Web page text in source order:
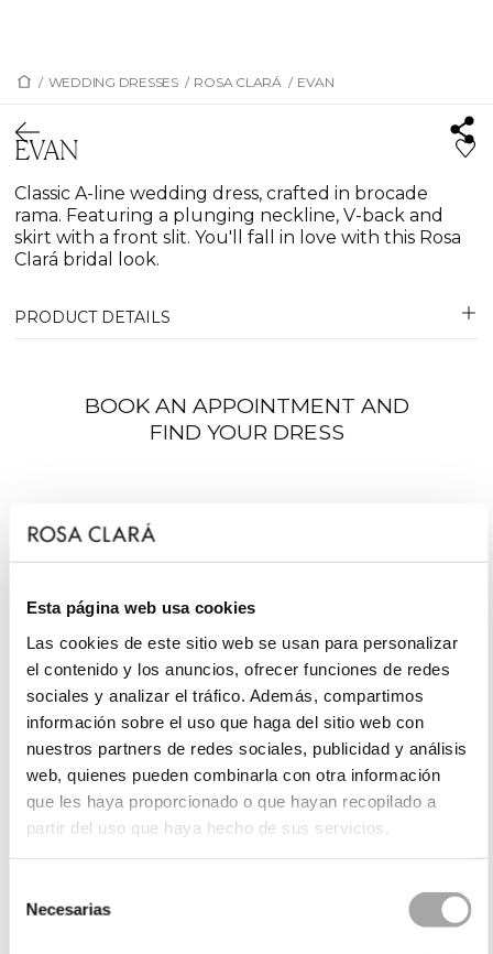
Esta página web usa cookies
Las cookies de este sitio web se usan para personalizar
el contenido y los anuncios, ofrecer funciones de redes
sociales y analizar el tráfico. Además, compartimos
información sobre el uso que haga del sitio web con
nuestros partners de redes sociales, publicidad y análisis
web, quienes pueden combinarla con otra información
que les haya proporcionado o que hayan recopilado a
partir del uso que haya hecho de sus servicios.
Necesarias
/ WEDDING DRESSES / ROSA CLARÁ / EVAN
EVAN
Classic A-line wedding dress, crafted in brocade
rama. Featuring a plunging neckline, V-back and
skirt with a front slit. You'll fall in love with this Rosa
Clará bridal look.
PRODUCT DETAILS
BOOK AN APPOINTMENT AND
FIND YOUR DRESS